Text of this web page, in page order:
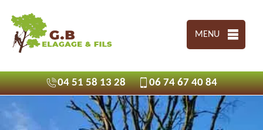
MENU
04 51 58 13 28 06 74 67 40 84